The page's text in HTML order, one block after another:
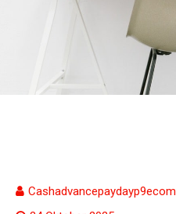
Cashadvancepaydayp9ecom